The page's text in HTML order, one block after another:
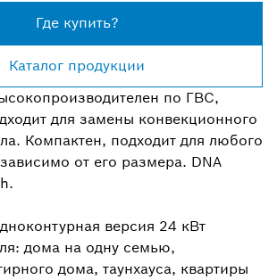
Где купить?
Каталог продукции
по ГВС,
для замены конвекционного
Компактен, подходит для любого
от его размера. DNA
версия 24 кВт
дома на одну семью,
дома, таунхауса, квартиры